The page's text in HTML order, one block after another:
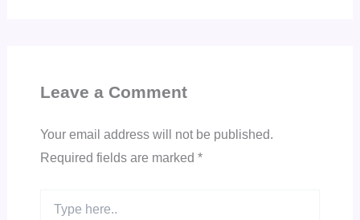
Leave a Comment
Your email address will not be published.
Required fields are marked *
here..